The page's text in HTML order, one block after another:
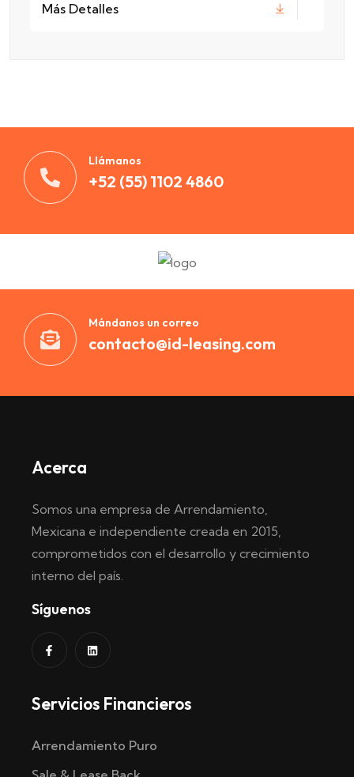
Más Detalles
Llámanos
+52 (55) 1102 4860
Mándanos un correo
contacto@id-leasing.com
Acerca
Somos una empresa de Arrendamiento,
Mexicana e independiente creada en 2015,
comprometidos con el desarrollo y crecimiento
interno del país.
Síguenos
Servicios Financieros
Arrendamiento Puro